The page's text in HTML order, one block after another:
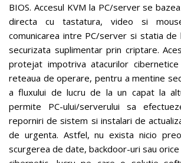
BIOS. Accesul KVM la PC/server se
directa cu tastatura, video si
comunicarea intre PC/server si statia
securizata suplimentar prin criptare.
protejat impotriva atacurilor
reteaua de operare, pentru a mentine
a fluxului de lucru de la un capat la
permite PC-ului/serverului sa
reporniri de sistem si instalari de
de urgenta. Astfel, nu exista nicio
scurgerea de date, backdoor-uri sau